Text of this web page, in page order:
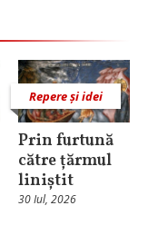
Repere și idei
Prin furtună
către țărmul
liniștit
30 Iul, 2026